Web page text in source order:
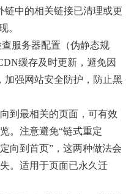
链中的相关链接已清理或更
。
服务器配置（伪静态规
缓存及时更新，避免因
加强网站安全防护，防止黑
到最相关的页面，可有效
。注意避免“链式重定
向到首页”，这两种做法会
。适用于页面已永久迁